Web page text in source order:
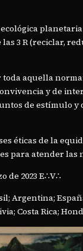
3 R (reciclar,
aquella
y de
de estímulo
éticas de la
para atender las
de 2023 E∴V∴
Argentina;
Costa Rica;